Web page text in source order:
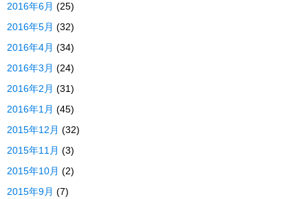
2016年6月 (25)
2016年5月 (32)
2016年4月 (34)
2016年3月 (24)
2016年2月 (31)
2016年1月 (45)
2015年12月 (32)
2015年11月 (3)
2015年10月 (2)
2015年9月 (7)